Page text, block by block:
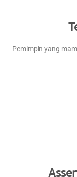
Pemimpin yang